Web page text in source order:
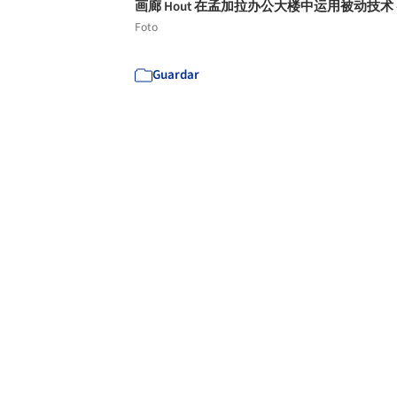
画廊 Hout 在孟加拉办公大楼中运用被动技
Foto
Guardar